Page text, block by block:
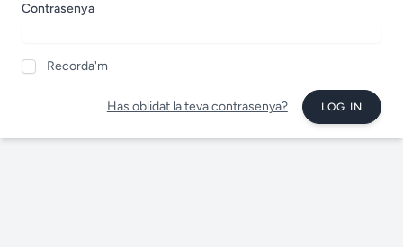
Contrasenya
Recorda'm
Has oblidat la teva contrasenya? LOG IN